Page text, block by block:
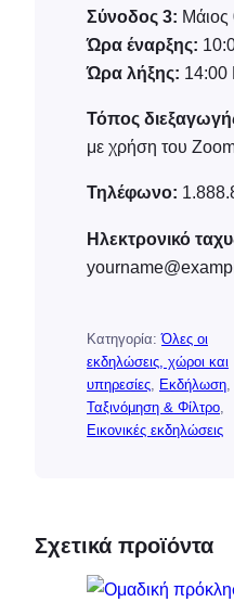
Σύνοδος 3: Μάιος
Ώρα έναρξης:
Ώρα λήξης: 14:00
Τόπος
με χρήση του
Τηλέφωνο:
Ηλεκτρονικό
Κατηγορία:Όλες οι
εκδηλώσεις, χώροι και
υπηρεσίες
Εκδήλωση
Ταξινόμηση & Φίλτρο
Εικονικές εκδηλώσεις
Σχετικά προϊόντα